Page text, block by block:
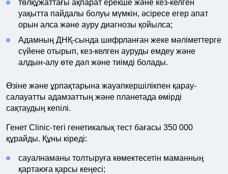
төлқұжаттағы ақпарат ерекше және кез-келген
уақытта пайдалы болуы мүмкін, әсіресе егер апат
орын алса және ауру диагнозы қойылса;
Адамның ДНҚ-сында шифрланған жеке мәліметтерге
сүйене отырып, кез-келген ауруды емдеу және
алдын-алу өте дәл және тиімді болады.
Өзіне және ұрпақтарына жауапкершілікпен қарау-
салауатты адамзаттың және планетада өмірді
сақтаудың кепілі.
Генет Clinic-тегі генетикалық тест бағасы 350 000
құрайды. Құны кіреді:
сауалнаманы толтыруға көмектесетін маманның
қартаюға қарсы кеңесі;